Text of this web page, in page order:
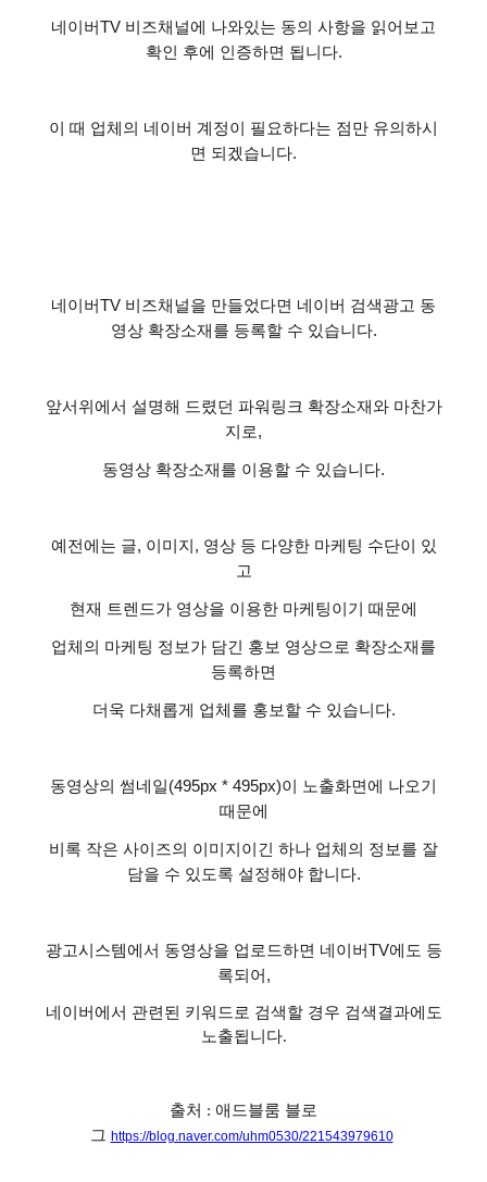
네이버TV 비즈채널에 나와있는 동의 사항을 읽어보고
확인 후에 인증하면 됩니다.
이 때 업체의 네이버 계정이 필요하다는 점만 유의하시
면 되겠습니다.
네이버TV 비즈채널을 만들었다면 네이버 검색광고 동
영상 확장소재를 등록할 수 있습니다.
앞서위에서 설명해 드렸던 파워링크 확장소재와 마찬가
지로,
동영상 확장소재를 이용할 수 있습니다.
예전에는 글, 이미지 , 영상 등 다양한 마케팅 수단이 있
고
현재 트렌드가 영상을 이용한 마케팅이기 때문에
업체의 마케팅 정보가 담긴 홍보 영상으로 확장소재를
등록하면
더욱 다채롭게 업체를 홍보할 수 있습니다.
동영상의 썸네일(495px * 495px)이 노출화면에 나오기
때문에
비록 작은 사이즈의 이미지이긴 하나 업체의 정보를 잘
담을 수 있도록 설정해야 합니다.
광고시스템에서 동영상을 업로드하면 네이버TV에도 등
록되어 ,
네이버에서 관련된 키워드로 검색할 경우 검색결과에도
노출됩니다.
출처 : 애드블룸 블로
그 https://blog.naver.com/uhm0530/221543979610